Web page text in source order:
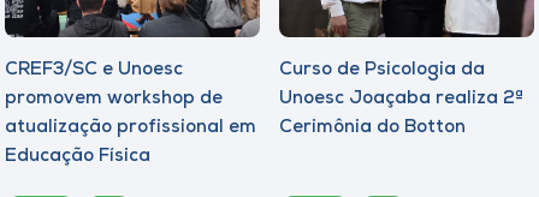
CREF3/SC e Unoesc
promovem workshop de
atualização profissional em
Educação Física
Curso de Psicologia da
Unoesc Joaçaba realiza 2ª
Cerimônia do Botton